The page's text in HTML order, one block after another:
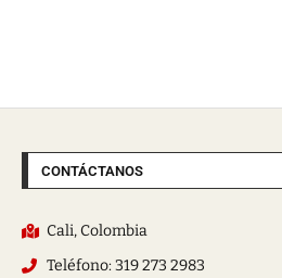
CONTÁCTANOS
Cali, Colombia
Teléfono: 319 273 2983